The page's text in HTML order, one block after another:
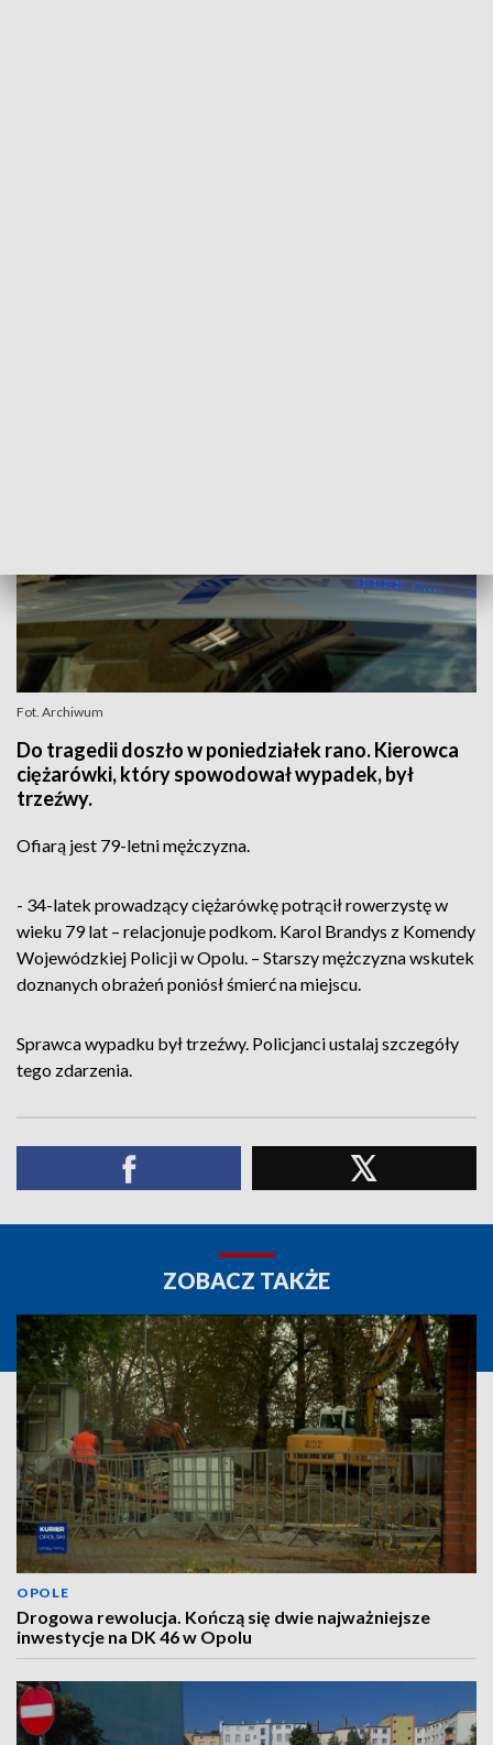
Fot. Archiwum
Do tragedii doszło w poniedziałek rano. Kierowca
ciężarówki, który spowodował wypadek, był
trzeźwy.
Ofiarą jest 79-letni mężczyzna.
- 34-latek prowadzący ciężarówkę potrącił rowerzystę w
wieku 79 lat – relacjonuje podkom. Karol Brandys z Komendy
Wojewódzkiej Policji w Opolu. – Starszy mężczyzna wskutek
doznanych obrażeń poniósł śmierć na miejscu.
Sprawca wypadku był trzeźwy. Policjanci ustalaj szczegóły
tego zdarzenia.
ZOBACZ TAKŻE
OPOLE
Drogowa rewolucja. Kończą się dwie najważniejsze
inwestycje na DK 46 w Opolu